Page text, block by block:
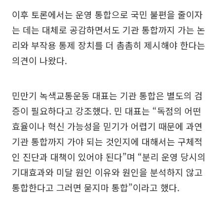
이후 토론에서는 운영 통합으로 국민 불편을 줄이자
는 데는 대체로 공감하면서도 기관 통합까지 가는 논
리와 부작용 통제 장치를 더 촘촘히 제시해야 한다는
의견이 나왔다.
민만기 녹색교통운동 대표는 기관 통합은 별도의 검
증이 필요하다고 강조했다. 민 대표는 “독점의 어떤
효율이나 혁신 가능성을 믿기가 어렵기 때문에 과연
기관 통합까지 가야 되는 것인지에 대해서는 구체적
인 진단과 대책이 있어야 된다”며 “분리 운영 당시의
기대효과와 미달 원인 이유와 원인을 분석하지 않고
통합한다고 그러면 묻지마 통합”이라고 했다.